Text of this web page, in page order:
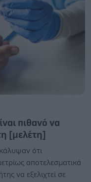
πιθανό να
[μελέτη]
ότι
αποτελεσματικά
να εξελιχτεί σε